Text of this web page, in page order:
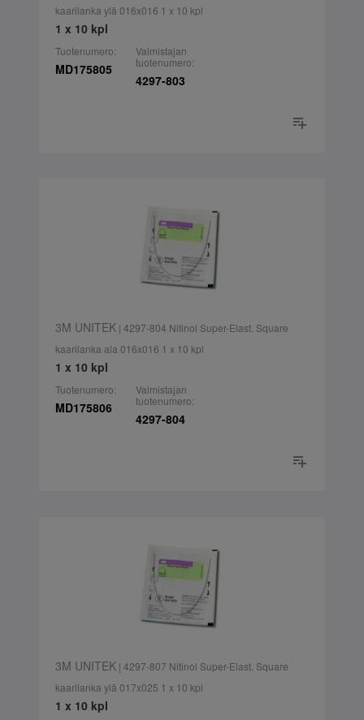
kaarilanka ylä 016x016 1 x 10 kpl
1 x 10 kpl
Tuotenumero:
MD175805
Valmistajan
tuotenumero:
4297-803
3M UNITEK| 4297-804 Nitinol Super-Elast. Square
kaarilanka ala 016x016 1 x 10 kpl
1 x 10 kpl
Tuotenumero:
MD175806
Valmistajan
tuotenumero:
4297-804
3M UNITEK| 4297-807 Nitinol Super-Elast. Square
kaarilanka ylä 017x025 1 x 10 kpl
1 x 10 kpl